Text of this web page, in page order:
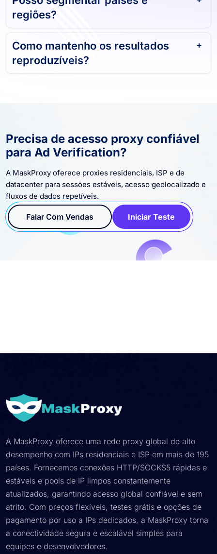
regiões?
Como mantenho os resultados
reproduzíveis?
Precisa de acesso proxy confiável
para Ad Verification?
A MaskProxy oferece proxies residenciais, ISP e de
datacenter para sessões estáveis, acesso geolocalizado e
fluxos de dados repetíveis.
Falar Com Vendas Iniciar Teste
A MaskProxy oferece uma rede proxy global de alto
desempenho com IPs residenciais e ISP em mais de 195
países. Fornecemos conexões HTTP/SOCKS5 rápidas e
estáveis e pools de IP limpos constantemente
atualizados, garantindo acesso global confiável e sem
atrito. Com preços flexíveis, testes grátis e opções de
pagamento por uso a IPs dedicados, a MaskProxy torna
a conectividade segura e escalável simples para
equipes e desenvolvedores.